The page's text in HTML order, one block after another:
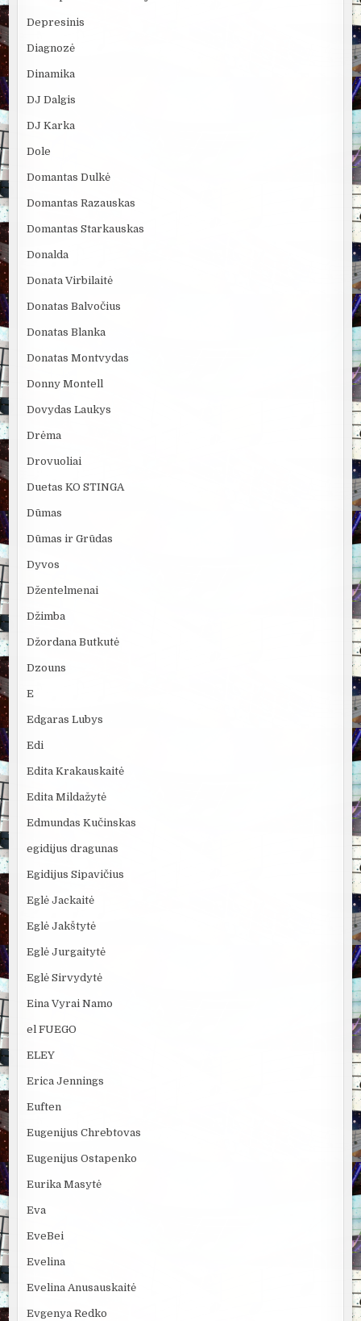
Depresinis
Diagnozė
Dinamika
DJ Dalgis
DJ Karka
Dole
Domantas Dulkė
Domantas Razauskas
Domantas Starkauskas
Donalda
Donata Virbilaitė
Donatas Balvočius
Donatas Blanka
Donatas Montvydas
Donny Montell
Dovydas Laukys
Drėma
Drovuoliai
Duetas KO STINGA
Dūmas
Dūmas ir Grūdas
Dyvos
Džentelmenai
Džimba
Džordana Butkutė
Dzouns
E
Edgaras Lubys
Edi
Edita Krakauskaitė
Edita Mildažytė
Edmundas Kučinskas
egidijus dragunas
Egidijus Sipavičius
Eglė Jackaitė
Eglė Jakštytė
Eglė Jurgaitytė
Eglė Sirvydytė
Eina Vyrai Namo
el FUEGO
ELEY
Erica Jennings
Euften
Eugenijus Chrebtovas
Eugenijus Ostapenko
Eurika Masytė
Eva
EveBei
Evelina
Evelina Anusauskaitė
Evgenya Redko